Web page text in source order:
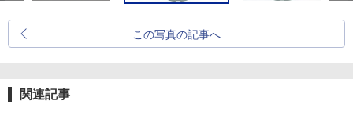
この写真の記事へ
関連記事